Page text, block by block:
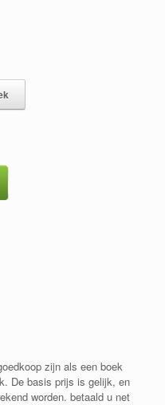
zijn als een boek
De basis prijs is gelijk, en
worden. betaald u net